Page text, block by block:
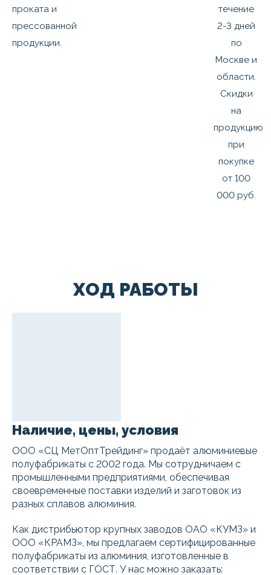
проката и
прессованной
продукции.
течение
2-3 дней
по
Москве и
области.
Скидки
на
продукцию
при
покупке
от 100
000 руб.
ХОД РАБОТЫ
Наличие, цены, условия
ООО «СЦ МетОптТрейдинг» продаёт алюминиевые
полуфабрикаты с 2002 года. Мы сотрудничаем с
промышленными предприятиями, обеспечивая
своевременные поставки изделий и заготовок из
разных сплавов алюминия.
Как дистрибьютор крупных заводов ОАО «КУМЗ» и
ООО «КРАМЗ», мы предлагаем сертифицированные
полуфабрикаты из алюминия, изготовленные в
соответствии с ГОСТ. У нас можно заказать: